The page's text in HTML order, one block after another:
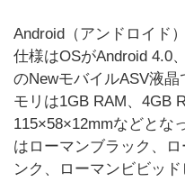
Android（アンドロイド
仕様はOSがAndroid 4.0
のNewモバイルASV液
モリは1GB RAM、4GB
115×58×12mmなどとな
はローマンブラック、
ンク、ローマンビビッ